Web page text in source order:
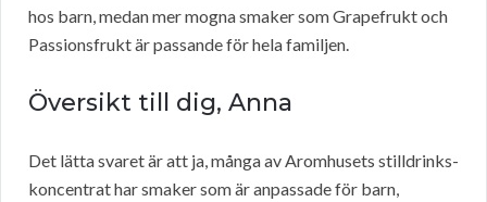
hos barn, medan mer mogna smaker som Grapefrukt och
Passionsfrukt är passande för hela familjen.
Översikt till dig, Anna
Det lätta svaret är att ja, många av Aromhusets stilldrinks-
koncentrat har smaker som är anpassade för barn,